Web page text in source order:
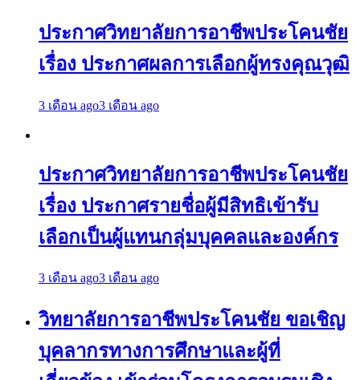
ประกาศวิทยาลัยการอาชีพประโคนชัย
เรื่อง ประกาศผลการเลือกผู้ทรงคุณวุฒิ
3 เดือน ago3 เดือน ago
ประกาศวิทยาลัยการอาชีพประโคนชัย
เรื่อง ประกาศรายชื่อผู้มีสิทธิเข้ารับ
เลือกเป็นผู้แทนกลุ่มบุคคลและองค์กร
3 เดือน ago3 เดือน ago
วิทยาลัยการอาชีพประโคนชัย ขอเชิญ
บุคลากรทางการศึกษาและผู้ที่